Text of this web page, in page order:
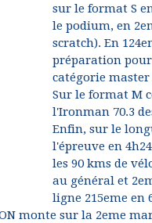
sur le format S
le podium, en
scratch). En
préparation
catégorie master
Sur le format M
l'Ironman 70.3
Enfin, sur le
l'épreuve en
les 90 kms de
au général et
ligne 215eme en
monte sur la 2eme